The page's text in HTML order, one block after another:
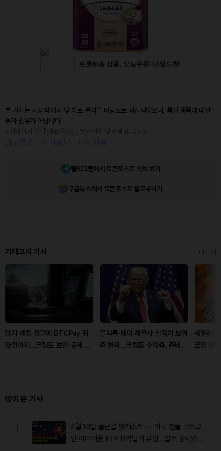
본 기사는 시장 데이터 및 차트 분석을 바탕으로 작성되었으며, 특정 종목에 대한
투자 권유가 아닙니다.
광고문의 기사제보 보도자료
텔레그램에서 토큰포스트 속보 보기
구글뉴스에서 토큰포스트 팔로우하기
카테고리 기사
양자 해킹 경고에 BTCPay 취
약점까지…크립토 보안·규제 리
블랙록·테더·채굴사 실적이 보여
준 변화…크립토 수익축, 준비금
세일러
코인 매
많이 본 기사
1
8월 10일 출근길 팟캐스트 — 미국 현물 비트코
인·이더리움 ETF 11억달러 유입…알트 강세와 숏